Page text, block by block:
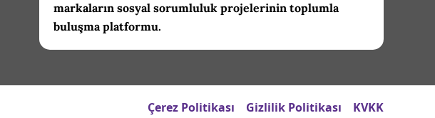
markaların sosyal sorumluluk projelerinin toplumla
buluşma platformu.
Çerez Politikası Gizlilik Politikası KVKK